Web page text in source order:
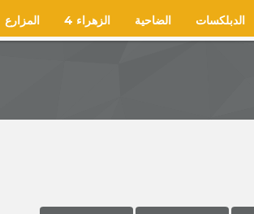
المزارع الزهراء 4 الضاحية الدبلكسات